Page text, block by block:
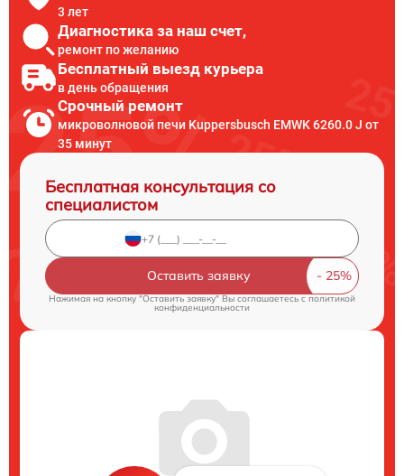
3 лет
Диагностика за наш счет,
ремонт по желанию
Бесплатный выезд курьера
в день обращения
Срочный ремонт
микроволновой печи Kuppersbusch EMWK 6260.0 J от
35 минут
Бесплатная консультация со
специалистом
Оставить заявку
Нажимая на кнопку "Оставить заявку" Вы соглашаетесь c политикой
конфиденциальности